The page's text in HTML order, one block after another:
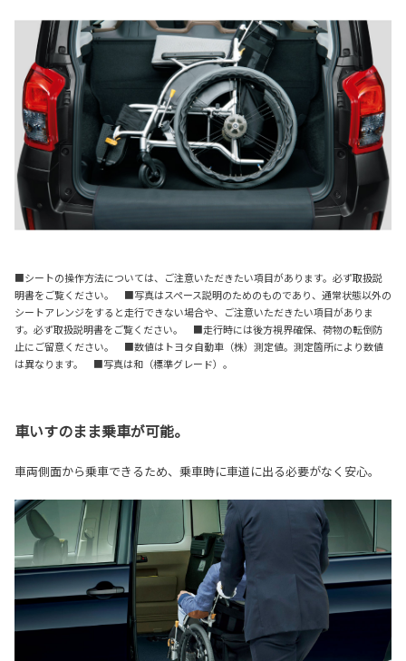
■シートの操作方法については、ご注意いただきたい項目があります。必ず取扱説
明書をご覧ください。 ■写真はスペース説明のためのものであり、通常状態以外の
シートアレンジをすると走行できない場合や、ご注意いただきたい項目がありま
す。必ず取扱説明書をご覧ください。 ■走行時には後方視界確保、荷物の転倒防
止にご留意ください。 ■数値はトヨタ自動車（株）測定値。測定箇所により数値
は異なります。 ■写真は和（標準グレード）。
車いすのまま乗車が可能。
車両側面から乗車できるため、乗車時に車道に出る必要がなく安心。